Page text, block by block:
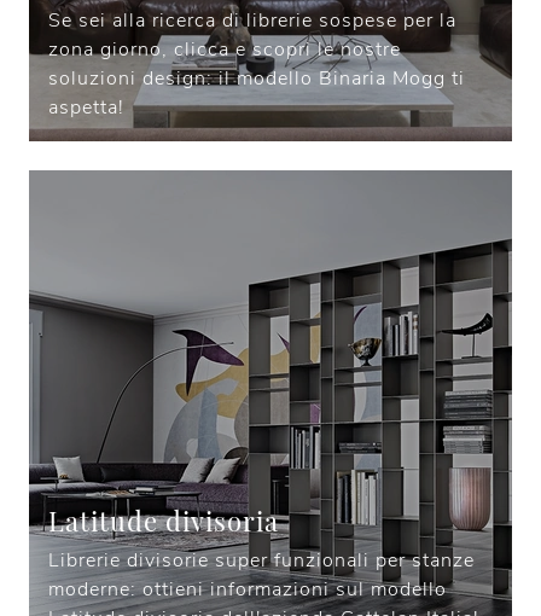
Se sei alla ricerca di librerie sospese per la
zona giorno, clicca e scopri le nostre
soluzioni design: il modello Binaria Mogg ti
aspetta!
Latitude divisoria
Librerie divisorie super funzionali per stanze
moderne: ottieni informazioni sul modello